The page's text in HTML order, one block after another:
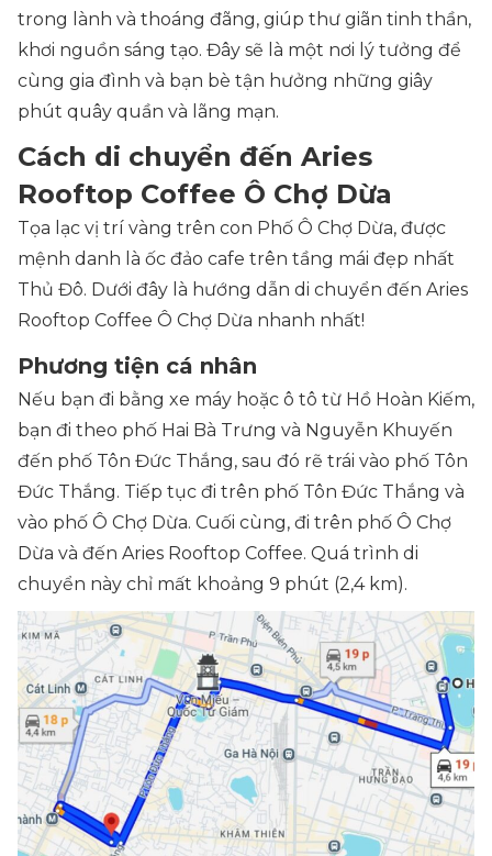
trong lành và thoáng đãng, giúp thư giãn tinh thần,
khơi nguồn sáng tạo. Đây sẽ là một nơi lý tưởng để
cùng gia đình và bạn bè tận hưởng những giây
phút quây quần và lãng mạn.
Cách di chuyển đến Aries
Rooftop Coffee Ô Chợ Dừa
Tọa lạc vị trí vàng trên con Phố Ô Chợ Dừa, được
mệnh danh là ốc đảo cafe trên tầng mái đẹp nhất
Thủ Đô. Dưới đây là hướng dẫn di chuyển đến Aries
Rooftop Coffee Ô Chợ Dừa nhanh nhất!
Phương tiện cá nhân
Nếu bạn đi bằng xe máy hoặc ô tô từ Hồ Hoàn Kiếm,
bạn đi theo phố Hai Bà Trưng và Nguyễn Khuyến
đến phố Tôn Đức Thắng, sau đó rẽ trái vào phố Tôn
Đức Thắng. Tiếp tục đi trên phố Tôn Đức Thắng và
vào phố Ô Chợ Dừa. Cuối cùng, đi trên phố Ô Chợ
Dừa và đến Aries Rooftop Coffee. Quá trình di
chuyển này chỉ mất khoảng 9 phút (2,4 km).